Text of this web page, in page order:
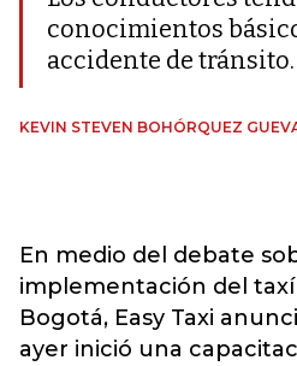
conocimientos
accidente de tránsito.
KEVIN STEVEN BOHÓRQUEZ
En medio del debate
implementación del
Bogotá, Easy Taxi
ayer inició una